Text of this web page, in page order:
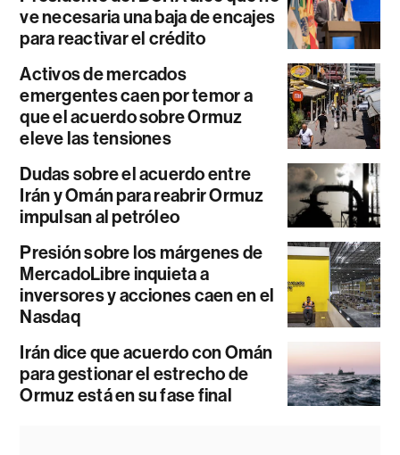
ve necesaria una baja de encajes
para reactivar el crédito
Activos de mercados
emergentes caen por temor a
que el acuerdo sobre Ormuz
eleve las tensiones
Dudas sobre el acuerdo entre
Irán y Omán para reabrir Ormuz
impulsan al petróleo
Presión sobre los márgenes de
MercadoLibre inquieta a
inversores y acciones caen en el
Nasdaq
Irán dice que acuerdo con Omán
para gestionar el estrecho de
Ormuz está en su fase final